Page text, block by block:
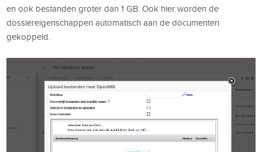
en ook bestanden groter dan 1 GB. Ook hier worden de
dossiereigenschappen automatisch aan de documenten
gekoppeld.